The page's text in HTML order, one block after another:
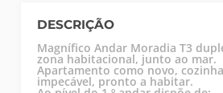
DESCRIÇÃO
Magnífico Andar Moradia T3
zona habitacional, junto ao mar.
Apartamento como novo,
impecável, pronto a habitar.